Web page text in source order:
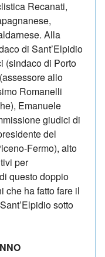
Recanati,
Alla
di Sant’Elpidio
(sindaco di Porto
allo
Romanelli
Emanuele
giudici di
del
Fermo), alto
per
questo doppio
che ha fatto fare il
sotto